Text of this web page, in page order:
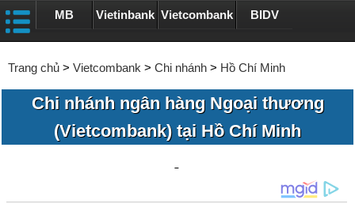
MB Vietinbank Vietcombank BIDV
Trang chủ > Vietcombank > Chi nhánh > Hồ Chí Minh
Chi nhánh ngân hàng Ngoại thương
(Vietcombank) tại Hồ Chí Minh